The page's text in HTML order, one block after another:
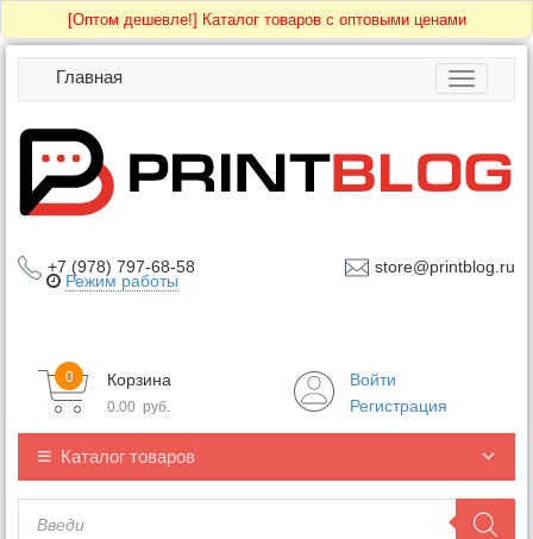
[Оптом дешевле!] Каталог товаров с оптовыми ценами
Toggle
Главная
+7 (978) 797-68-58 store@printblog.ru
Режим работы
Корзина
0
0.00 руб.
Войти
Регистрация
Каталог товаров